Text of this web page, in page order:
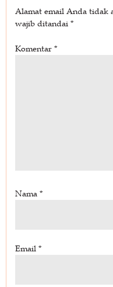
Alamat email Anda tidak
wajib ditandai *
Komentar *
Nama *
Email *